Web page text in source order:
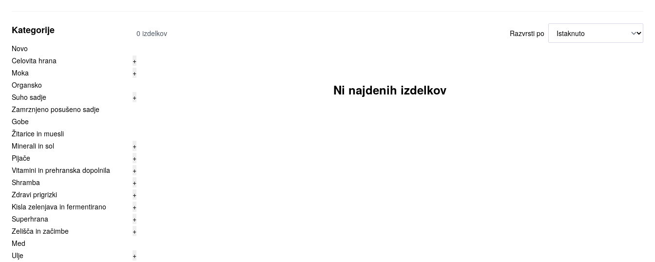
Kategorije
Novo
Celovita hrana
+
Moka
+
Organsko
Suho sadje
+
Zamrznjeno posušeno sadje
Gobe
Žitarice in muesli
Minerali in sol
+
Pijače
+
Vitamini in prehranska dopolnila
+
Shramba
+
Zdravi prigrizki
+
Kisla zelenjava in fermentirano
+
Superhrana
+
Zelišča in začimbe
+
Med
Ulje
+
0 izdelkov Razvrsti po
Ni najdenih izdelkov